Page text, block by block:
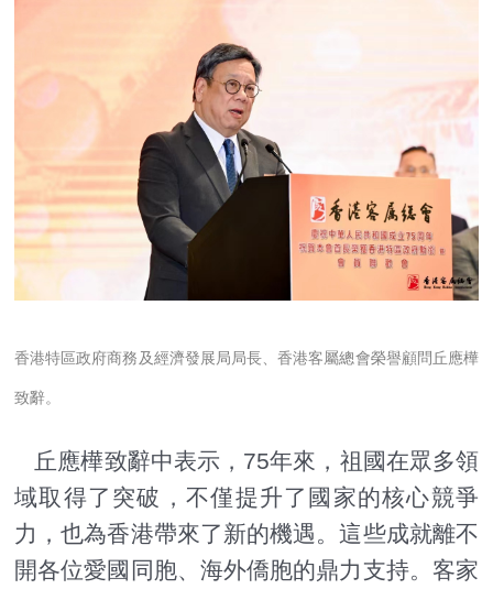
香港特區政府商務及經濟發展局局長、香港客屬總會榮譽顧問丘應樺
致辭。
丘應樺致辭中表示，75年來，祖國在眾多領
域取得了突破，不僅提升了國家的核心競爭
力，也為香港帶來了新的機遇。這些成就離不
開各位愛國同胞、海外僑胞的鼎力支持。客家